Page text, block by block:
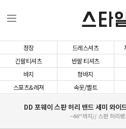
스타
정장 드레스셔츠
긴팔티셔츠
반팔 티셔츠
바지
청바지
스포츠&레져
속옷/벨트
DD 포웨이 스판 허리 밴드 세미 와
~46"까지// 스판 허리밴